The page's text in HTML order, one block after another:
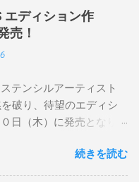
エディション作
売！
テンシルアーティスト
破り、待望のエディシ
日（木）に発売となり
イルは今作でも健在。(
らから ) 発売日：6月30
続きを読む